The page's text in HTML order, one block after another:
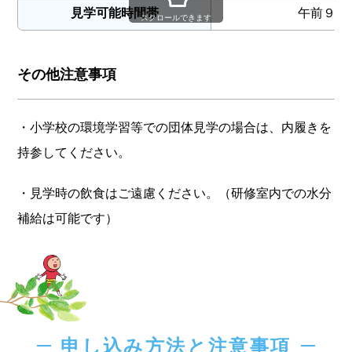
見学可能時間帯 午前９時
スクロールできます
その他注意事項
・小学校の環境学習等での団体見学の場合は、内履きを
持参してください。
・見学時の飲食はご遠慮ください。（研修室内での水分
補給は可能です）
申し込み方法と注意事項